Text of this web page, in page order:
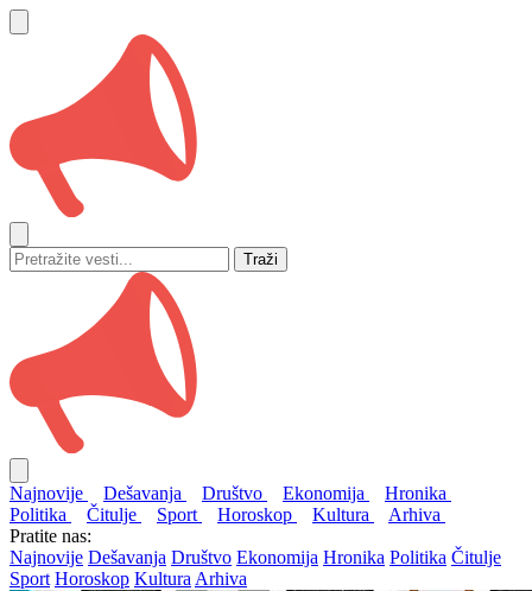
Traži
Najnovije Dešavanja Društvo Ekonomija
Hronika
Politika
Čitulje Sport Horoskop Kultura
Arhiva
Pratite nas:
Najnovije Dešavanja Društvo Ekonomija Hronika Politika Čitulje
Sport Horoskop Kultura Arhiva